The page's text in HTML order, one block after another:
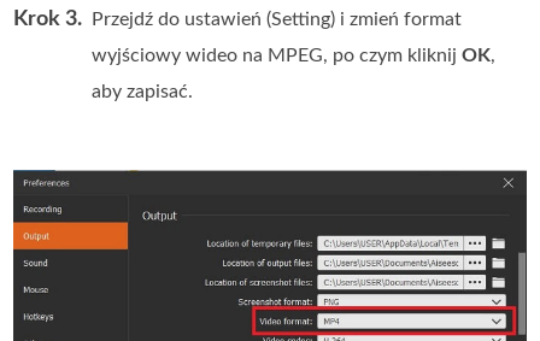
Krok 3.
Przejdź do ustawień (Setting) i zmień format
wyjściowy wideo na MPEG, po czym kliknijOK,
aby zapisać.